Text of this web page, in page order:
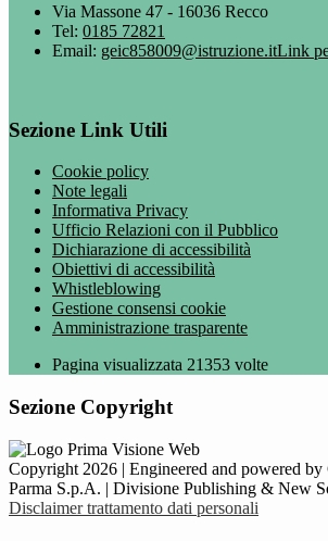
Via Massone 47 - 16036 Recco
Tel: 0185 72821
Email: geic858009@istruzione.itLink
Sezione Link Utili
Cookie policy
Note legali
Informativa Privacy
Ufficio Relazioni con il Pubblico
Dichiarazione di accessibilità
Obiettivi di accessibilità
Whistleblowing
Gestione consensi cookie
Amministrazione trasparente
Pagina visualizzata 21353 volte
Sezione Copyright
Copyright 2026 | Engineered and powered by
Parma S.p.A. | Divisione Publishing & New
Disclaimer trattamento dati personali